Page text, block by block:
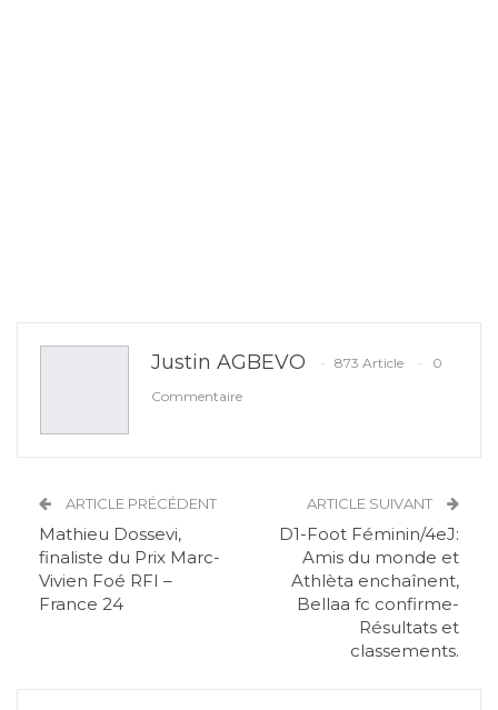
Justin AGBEVO 873 Article
0
Commentaire
ARTICLE PRÉCÉDENT
Mathieu Dossevi,
finaliste du Prix Marc-
Vivien Foé RFI –
France 24
ARTICLE SUIVANT
D1-Foot Féminin/4eJ:
Amis du monde et
Athlèta enchaînent,
Bellaa fc confirme-
Résultats et
classements.